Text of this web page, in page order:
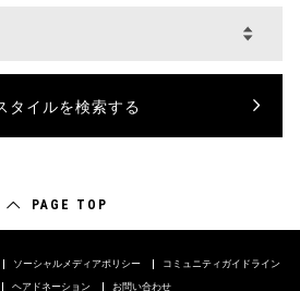
PAGE TOP
ソーシャルメディアポリシー コミュニティガイドライン
ヘアドネーション お問い合わせ